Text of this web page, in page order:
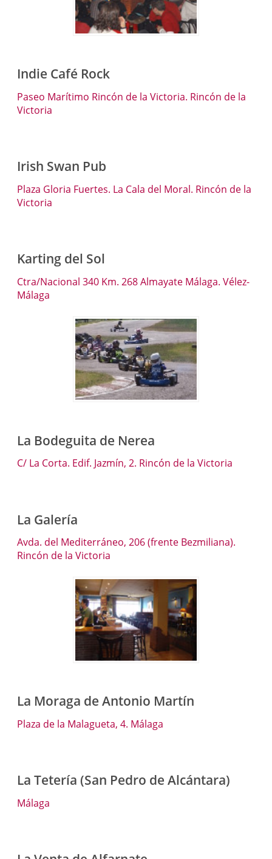
Indie Café Rock
Paseo Marítimo Rincón de la Victoria. Rincón de la
Victoria
Irish Swan Pub
Plaza Gloria Fuertes. La Cala del Moral. Rincón de la
Victoria
Karting del Sol
Ctra/Nacional 340 Km. 268 Almayate Málaga. Vélez-
Málaga
La Bodeguita de Nerea
C/ La Corta. Edif. Jazmín, 2. Rincón de la Victoria
La Galería
Avda. del Mediterráneo, 206 (frente Bezmiliana).
Rincón de la Victoria
La Moraga de Antonio Martín
Plaza de la Malagueta, 4. Málaga
La Tetería (San Pedro de Alcántara)
Málaga